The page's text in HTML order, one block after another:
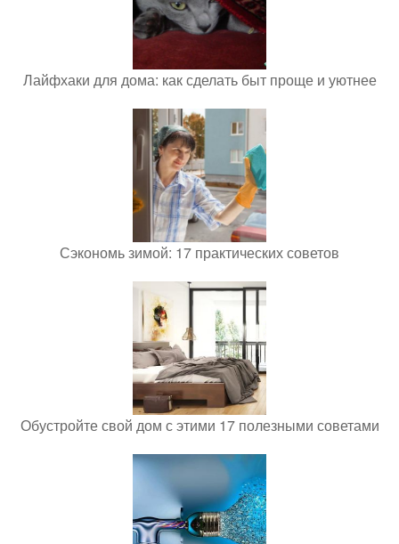
Лайфхаки для дома: как сделать быт проще и уютнее
Сэкономь зимой: 17 практических советов
Обустройте свой дом с этими 17 полезными советами